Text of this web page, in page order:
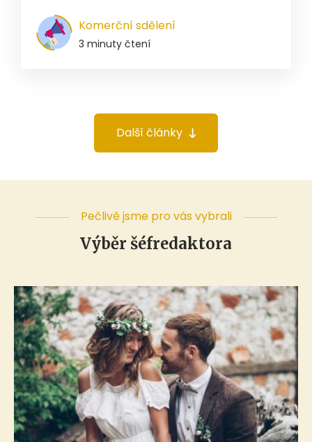
Komerční sdělení
3 minuty čtení
Další články
Pečlivě jsme pro vás vybrali
Výběr šéfredaktora